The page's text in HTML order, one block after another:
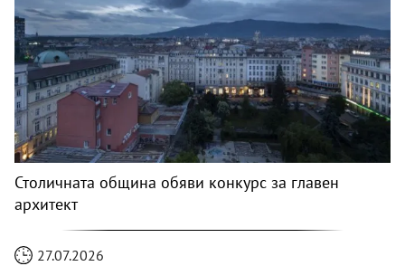
Столичната община обяви конкурс за главен
архитект
27.07.2026